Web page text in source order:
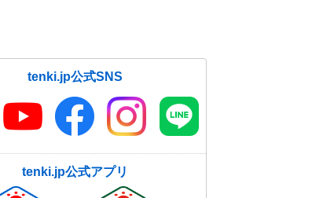
tenki.jp公式SNS
tenki.jp公式アプリ